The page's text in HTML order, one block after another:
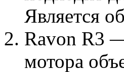
Является
Ravon R3
мотора